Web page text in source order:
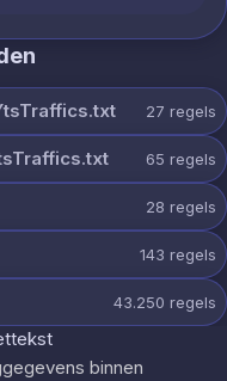
27 regels
65 regels
28 regels
143 regels
43.250 regels
binnen